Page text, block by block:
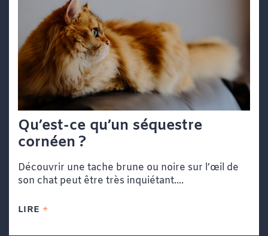
Qu’est-ce qu’un séquestre
cornéen ?
Découvrir une tache brune ou noire sur l’œil de
son chat peut être très inquiétant....
LIRE